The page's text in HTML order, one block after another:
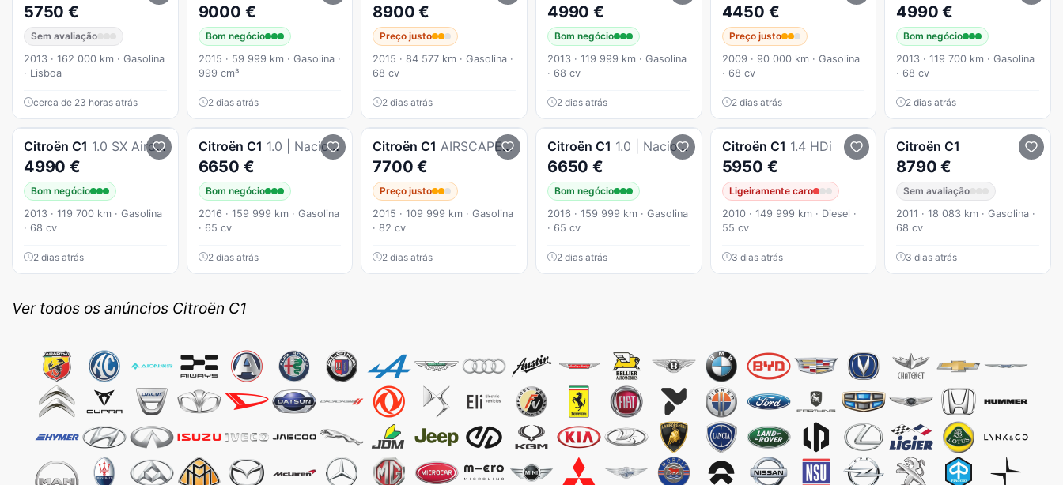
5750 €
Sem avaliação
2013 · 162 000 km · Gasolina
· Lisboa
cerca de 23 horas atrás
9000 €
Bom negócio
2015 · 59 999 km · Gasolina ·
999 cm³
2 dias atrás
8900 €
Preço justo
2015 · 84 577 km · Gasolina ·
68 cv
2 dias atrás
4990 €
Bom negócio
2013 · 119 999 km · Gasolina
· 68 cv
2 dias atrás
4450 €
Preço justo
2009 · 90 000 km · Gasolina
· 68 cv
2 dias atrás
4990 €
Bom negócio
2013 · 119 700 km · Gasolina
· 68 cv
2 dias atrás
Citroën C1 1.0 SX Airdream
4990 €
Bom negócio
2013 · 119 700 km · Gasolina
· 68 cv
2 dias atrás
Citroën C1 1.0 | Nacional | Histórico na Marca | 11/2016 | Imaculado
6650 €
Bom negócio
2016 · 159 999 km · Gasolina
· 65 cv
2 dias atrás
Citroën C1 AIRSCAPE 1.2 VTI 82cv FEEL EDDITION - NACIONAL - "SUPER PREÇO" - Cabrio - C/ GARANTIA
7700 €
Preço justo
2015 · 109 999 km · Gasolina
· 82 cv
2 dias atrás
Citroën C1 1.0 | Nacional | Histórico na Marca | 11/2016 | Imaculado
6650 €
Bom negócio
2016 · 159 999 km · Gasolina
· 65 cv
2 dias atrás
Citroën C1 1.4 HDi
5950 €
Ligeiramente caro
2010 · 149 999 km · Diesel ·
55 cv
3 dias atrás
Citroën C1
8790 €
Sem avaliação
2011 · 18 083 km · Gasolina ·
68 cv
3 dias atrás
Ver todos os anúncios Citroën C1